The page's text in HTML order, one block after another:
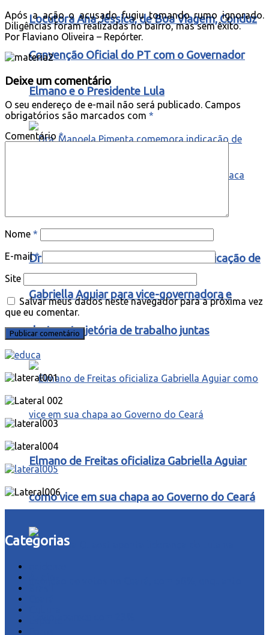
Locutora Ana Jéssica, de Boa Viagem, Conduz
Convenção Oficial do PT com o Governador
Elmano e o Presidente Lula
Dra. Manoela Pimenta comemora indicação de
Gabriella Aguiar para vice-governadora e
destaca trajetória de trabalho juntas
Elmano de Freitas oficializa Gabriella Aguiar
como vice em sua chapa ao Governo do Ceará
Após a ação o acusado fugiu tomando rumo ignorado.
Diligências foram realizadas no bairro, mas sem êxito.
Por Flaviano Oliveira – Repórter.
Deixe um comentário
O seu endereço de e-mail não será publicado. Campos
obrigatórios são marcados com *
Comentário *
Nome *
E-mail*
Site
Salvar meus dados neste navegador para a próxima vez
que eu comentar.
Categorias